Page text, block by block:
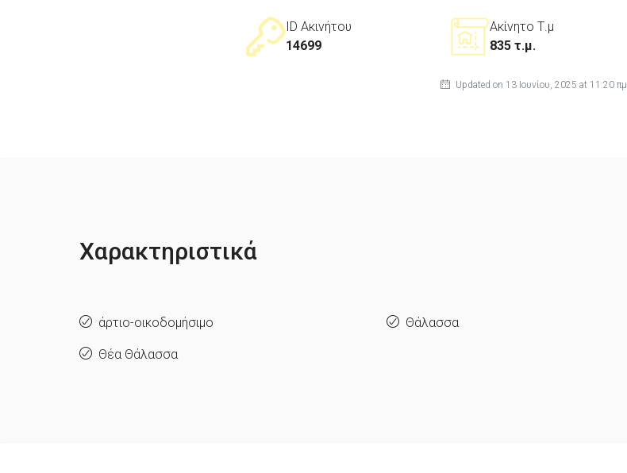
ID Ακινήτου
14699
Ακίνητο Τ.μ
835 τ.μ.
Updated on 13 Ιουνίου, 2025 at 11:20 πμ
Χαρακτηριστικά
άρτιο-οικοδομήσιμο Θάλασσα
Θέα Θάλασσα